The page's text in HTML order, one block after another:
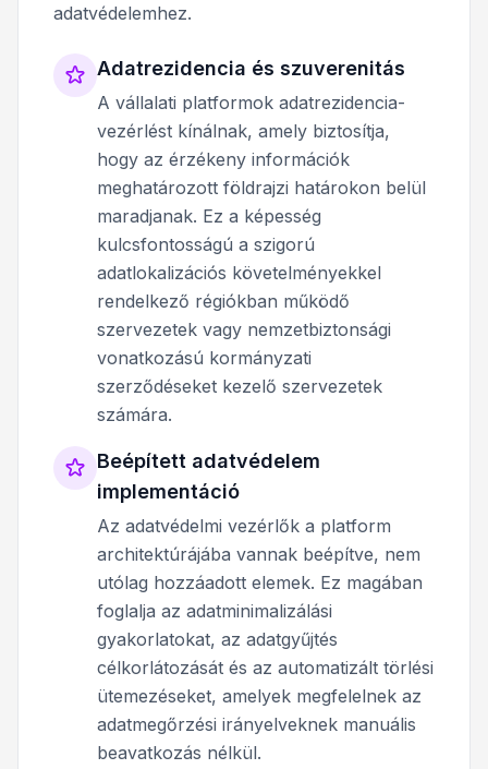
adatvédelemhez.
Adatrezidencia és szuverenitás
A vállalati platformok adatrezidencia-
vezérlést kínálnak, amely biztosítja,
hogy az érzékeny információk
meghatározott földrajzi határokon belül
maradjanak. Ez a képesség
kulcsfontosságú a szigorú
adatlokalizációs követelményekkel
rendelkező régiókban működő
szervezetek vagy nemzetbiztonsági
vonatkozású kormányzati
szerződéseket kezelő szervezetek
számára.
Beépített adatvédelem
implementáció
Az adatvédelmi vezérlők a platform
architektúrájába vannak beépítve, nem
utólag hozzáadott elemek. Ez magában
foglalja az adatminimalizálási
gyakorlatokat, az adatgyűjtés
célkorlátozását és az automatizált törlési
ütemezéseket, amelyek megfelelnek az
adatmegőrzési irányelveknek manuális
beavatkozás nélkül.